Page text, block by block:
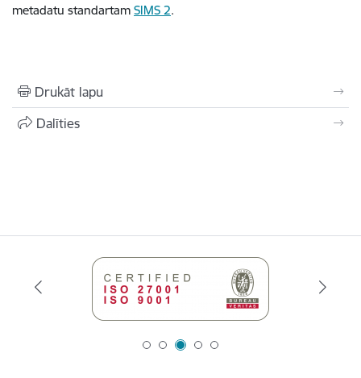
metadatu standartam SIMS 2.
Drukāt lapu
Dalīties